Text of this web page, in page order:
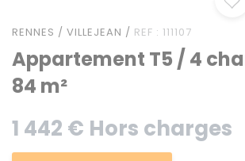
RENNES / VILLEJEAN / REF : 111107
Appartement T5 / 4
84 m²
1 442 € Hors charges